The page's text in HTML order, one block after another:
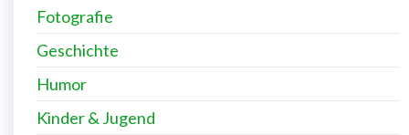
Fotografie
Geschichte
Humor
Kinder & Jugend